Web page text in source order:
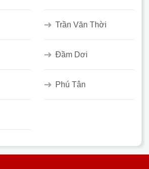
Trần Văn Thời
Đầm Dơi
Phú Tân